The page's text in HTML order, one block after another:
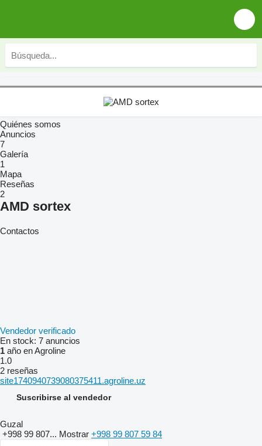
Quiénes somos
Anuncios
7
Galería
1
Mapa
Reseñas
2
AMD sortex
Contactos
Vendedor verificado
En stock: 7 anuncios
1 año en Agroline
1.0
2 reseñas
site1740940739080375411.agroline.uz
Suscribirse al vendedor
Guzal
+998 99 807... Mostrar +998 99 807 59 84